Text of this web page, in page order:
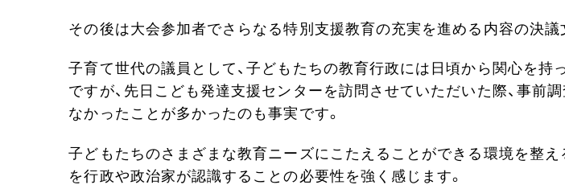
その後は大会参加者でさらなる特別支援教育の充実を進める内容の決議
子育て世代の議員として、子どもたちの教育行政には日頃から関心を持
ですが、先日こども発達支援センターを訪問させていただいた際、事前
なかったことが多かったのも事実です。
子どもたちのさまざまな教育ニーズにこたえることができる環境を整え
を行政や政治家が認識することの必要性を強く感じます。